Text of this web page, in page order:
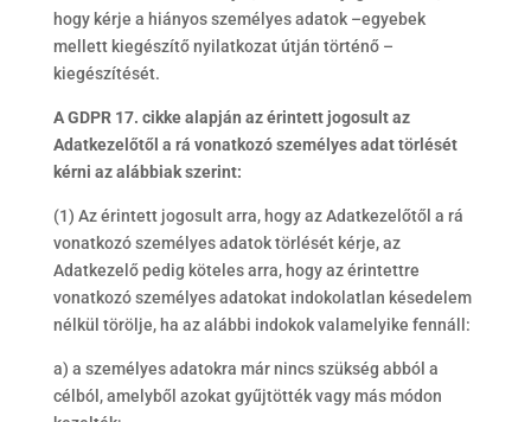
hogy kérje a hiányos személyes adatok –egyebek
mellett kiegészítő nyilatkozat útján történő –
kiegészítését.
A GDPR 17. cikke alapján az érintett jogosult az
Adatkezelőtől a rá vonatkozó személyes adat törlését
kérni az alábbiak szerint:
(1) Az érintett jogosult arra, hogy az Adatkezelőtől a rá
vonatkozó személyes adatok törlését kérje, az
Adatkezelő pedig köteles arra, hogy az érintettre
vonatkozó személyes adatokat indokolatlan késedelem
nélkül törölje, ha az alábbi indokok valamelyike fennáll:
a) a személyes adatokra már nincs szükség abból a
célból, amelyből azokat gyűjtötték vagy más módon